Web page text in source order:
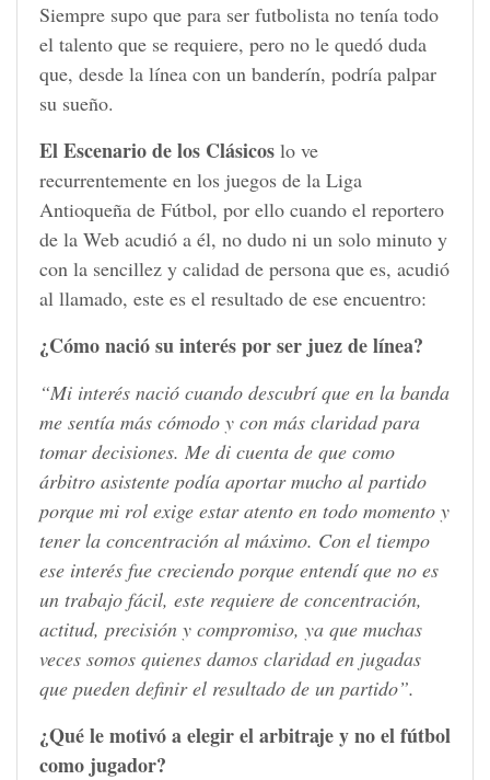
Siempre supo que para ser futbolista no tenía todo
el talento que se requiere, pero no le quedó duda
que, desde la línea con un banderín, podría palpar
su sueño.
El Escenario de los Clásicos lo ve
recurrentemente en los juegos de la Liga
Antioqueña de Fútbol, por ello cuando el reportero
de la Web acudió a él, no dudo ni un solo minuto y
con la sencillez y calidad de persona que es, acudió
al llamado, este es el resultado de ese encuentro:
¿Cómo nació su interés por ser juez de línea?
“Mi interés nació cuando descubrí que en la banda
me sentía más cómodo y con más claridad para
tomar decisiones. Me di cuenta de que como
árbitro asistente podía aportar mucho al partido
porque mi rol exige estar atento en todo momento y
tener la concentración al máximo. Con el tiempo
ese interés fue creciendo porque entendí que no es
un trabajo fácil, este requiere de concentración,
actitud, precisión y compromiso, ya que muchas
veces somos quienes damos claridad en jugadas
que pueden definir el resultado de un partido”.
¿Qué le motivó a elegir el arbitraje y no el fútbol
como jugador?